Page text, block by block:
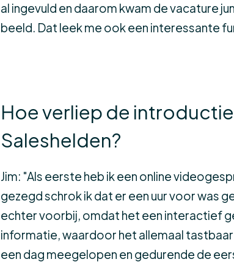
al ingevuld en daarom kwam de vacature
beeld. Dat leek me ook een interessante
Hoe verliep de
Saleshelden?
Jim: "Als eerste heb ik een online
gezegd schrok ik dat er een uur voor was
echter voorbij, omdat het een interactief
informatie, waardoor het allemaal
een dag meegelopen en gedurende de